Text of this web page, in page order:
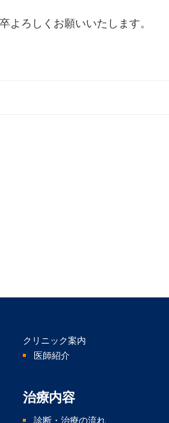
よろしくお願いいたします。
クリニック案内
医師紹介
治療内容
診断・治療の流れ